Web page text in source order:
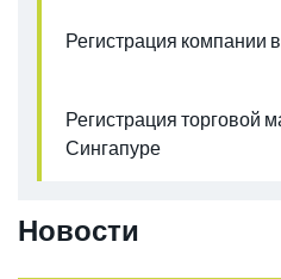
Регистрация компании
Регистрация торговой
Сингапуре
Новости